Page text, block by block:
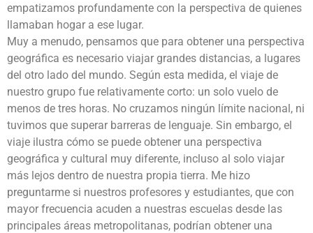
empatizamos profundamente con la perspectiva de quienes
llamaban hogar a ese lugar.
Muy a menudo, pensamos que para obtener una perspectiva
geográfica es necesario viajar grandes distancias, a lugares
del otro lado del mundo. Según esta medida, el viaje de
nuestro grupo fue relativamente corto: un solo vuelo de
menos de tres horas. No cruzamos ningún límite nacional, ni
tuvimos que superar barreras de lenguaje. Sin embargo, el
viaje ilustra cómo se puede obtener una perspectiva
geográfica y cultural muy diferente, incluso al solo viajar
más lejos dentro de nuestra propia tierra. Me hizo
preguntarme si nuestros profesores y estudiantes, que con
mayor frecuencia acuden a nuestras escuelas desde las
principales áreas metropolitanas, podrían obtener una